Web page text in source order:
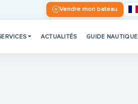
Vendre mon bateau
ACTUALITÉS GUIDE NAUTIQUE